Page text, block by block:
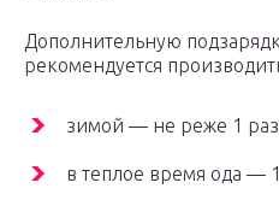
Дополнительную
рекомендуется
зимой — не реже 1
в теплое время ода —